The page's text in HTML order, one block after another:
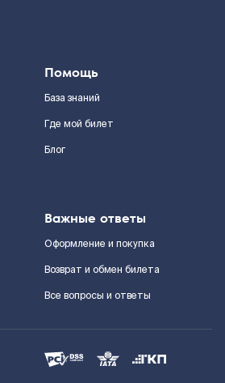
Помощь
База знаний
Где мой билет
Блог
Важные ответы
Оформление и покупка
Возврат и обмен билета
Все вопросы и ответы